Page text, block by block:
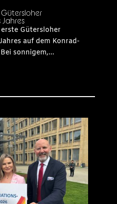
Gütersloher
auf dem Konrad-
sonnigem,...